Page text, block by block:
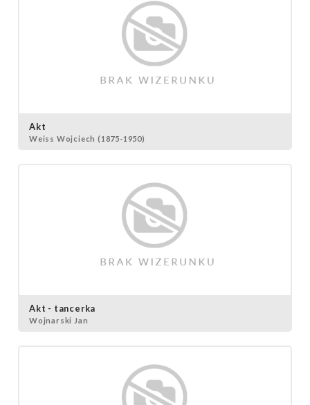
Akt
Weiss Wojciech (1875-1950)
Akt - tancerka
Wojnarski Jan